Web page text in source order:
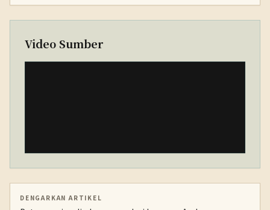
Video Sumber
DENGARKAN ARTIKEL